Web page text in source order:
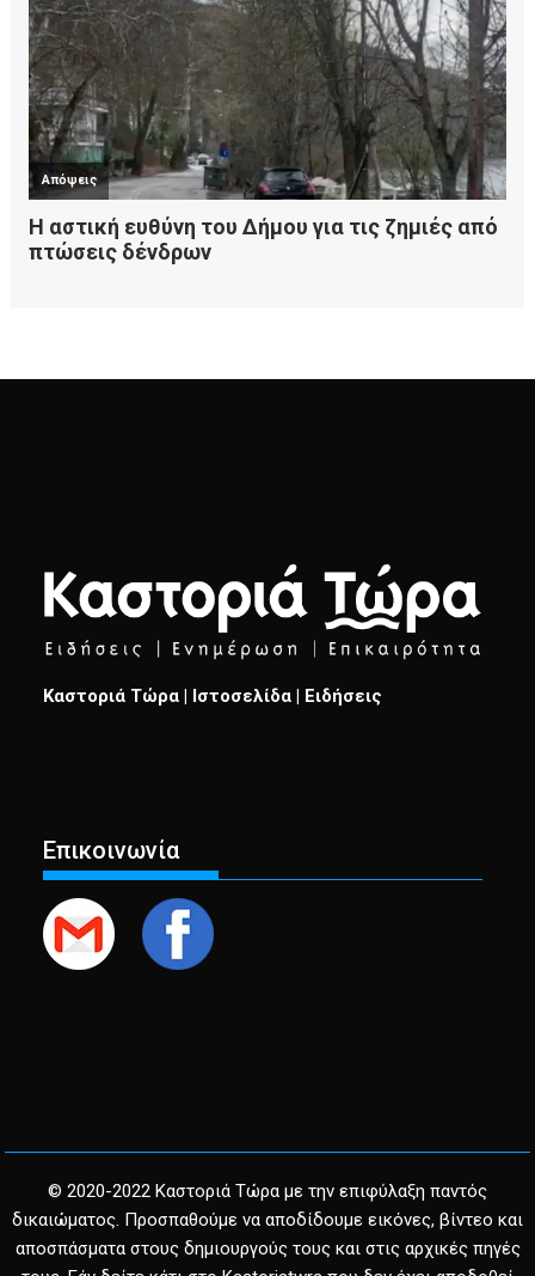
Καστοριά Τώρα | Ιστοσελίδα | Ειδήσεις
Επικοινωνία
© 2020-2022 Καστοριά Τώρα με την επιφύλαξη παντός
δικαιώματος. Προσπαθούμε να αποδίδουμε εικόνες, βίντεο και
αποσπάσματα στους δημιουργούς τους και στις αρχικές πηγές